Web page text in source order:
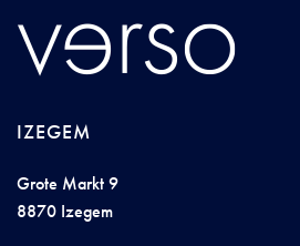
IZEGEM
Grote Markt 9
8870 Izegem